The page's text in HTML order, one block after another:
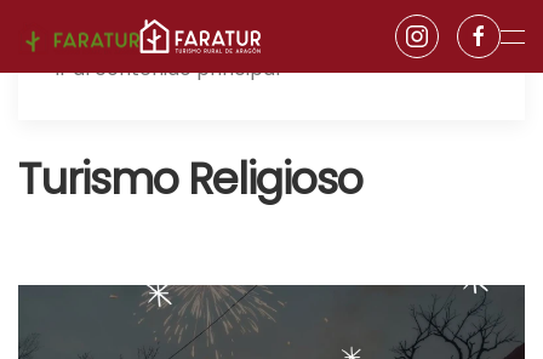
Ir al contenido principal
Turismo Religioso